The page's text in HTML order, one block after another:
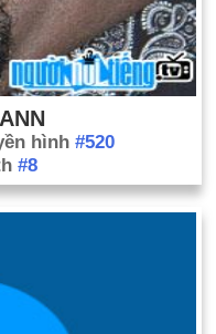
hình #520
#8